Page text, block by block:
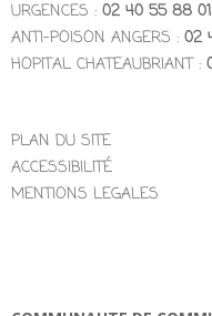
URGENCES : 02 40 55 88 01
ANTI-POISON ANGERS : 02
HOPITAL CHATEAUBRIANT :
PLAN DU SITE
ACCESSIBILITÉ
MENTIONS LEGALES